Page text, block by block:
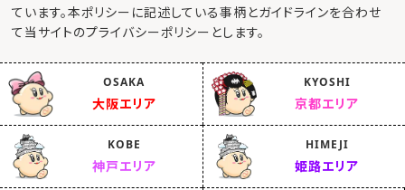
ています。本ポリシーに記述している事柄とガイドラインを合わせ
て当サイトのプライバシーポリシーとします。
OSAKA
大阪エリア
KYOSHI
京都エリア
KOBE
神戸エリア
HIMEJI
姫路エリア